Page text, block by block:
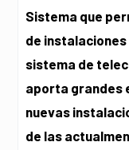
Sistema que
de
sistema de
aporta grandes
nuevas
de las